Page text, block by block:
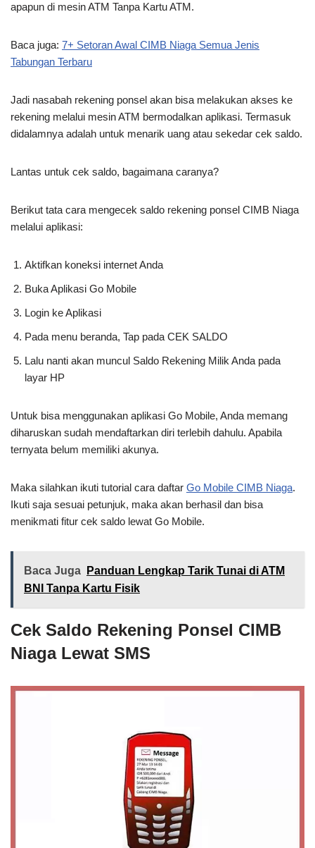
apapun di mesin ATM Tanpa Kartu ATM.
Baca juga: 7+ Setoran Awal CIMB Niaga Semua Jenis
Tabungan Terbaru
Jadi nasabah rekening ponsel akan bisa melakukan akses ke
rekening melalui mesin ATM bermodalkan aplikasi. Termasuk
didalamnya adalah untuk menarik uang atau sekedar cek saldo.
Lantas untuk cek saldo, bagaimana caranya?
Berikut tata cara mengecek saldo rekening ponsel CIMB Niaga
melalui aplikasi:
Aktifkan koneksi internet Anda
Buka Aplikasi Go Mobile
Login ke Aplikasi
Pada menu beranda, Tap pada CEK SALDO
Lalu nanti akan muncul Saldo Rekening Milik Anda pada
layar HP
Untuk bisa menggunakan aplikasi Go Mobile, Anda memang
diharuskan sudah mendaftarkan diri terlebih dahulu. Apabila
ternyata belum memiliki akunya.
Maka silahkan ikuti tutorial cara daftar Go Mobile CIMB Niaga.
Ikuti saja sesuai petunjuk, maka akan berhasil dan bisa
menikmati fitur cek saldo lewat Go Mobile.
Baca Juga
Panduan Lengkap Tarik Tunai di ATM
BNI Tanpa Kartu Fisik
Cek Saldo Rekening Ponsel CIMB
Niaga Lewat SMS